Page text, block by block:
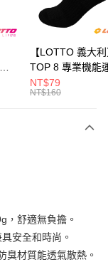
【LOTTO 義大
TOP 8 專業機能
襪-加大款(黑/白-
LT9CMW8300)
NT$79
NT$160
，舒適無負擔。
安全和時尚。
臭材質能透氣散熱。